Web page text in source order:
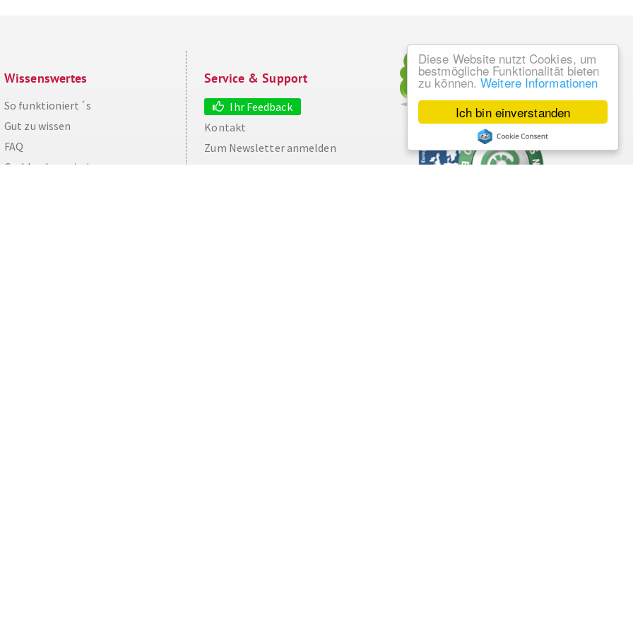
Ich bin einverstanden
Diese Website nutzt Cookies, um
bestmögliche Funktionalität bieten
zu können.Weitere Informationen
Wissenswertes
So funktioniert´s
Gut zu wissen
FAQ
Cashback maximieren
Service & Support
Ihr Feedback
Kontakt
Zum Newsletter anmelden